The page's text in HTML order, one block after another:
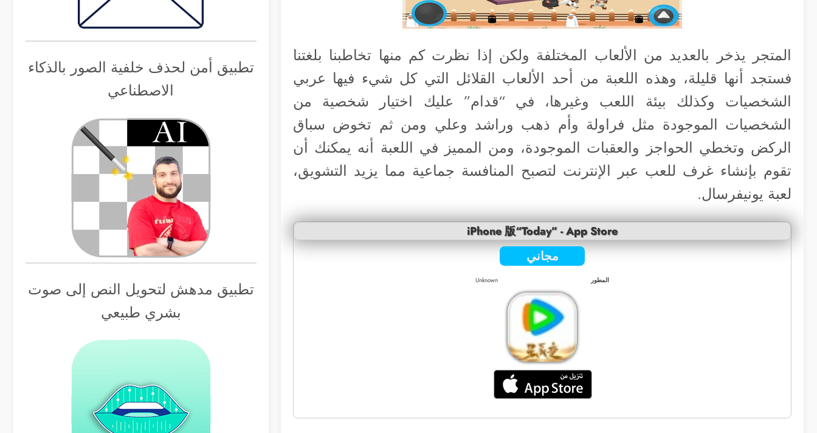
المتجر يذخر بالعديد من الألعاب المختلفة ولكن إذا نظرت كم منها تخاطبنا بلغتنا
فستجد أنها قليلة، وهذه اللعبة من أحد الألعاب القلائل التي كل شيء فيها عربي
الشخصيات وكذلك بيئة اللعب وغيرها، في “قدام” عليك اختيار شخصية من
الشخصيات الموجودة مثل فراولة وأم ذهب وراشد وعلي ومن ثم تخوض سباق
الركض وتخطي الحواجز والعقبات الموجودة، ومن المميز في اللعبة أنه يمكنك أن
تقوم بإنشاء غرف للعب عبر الإنترنت لتصبح المنافسة جماعية مما يزيد التشويق،
لعبة يونيفرسال.
iPhone 版“Today” - App Store
مجاني
المطور Unknown
تطبيق أمن لحذف خلفية الصور بالذكاء
الاصطناعي
تطبيق مدهش لتحويل النص إلى صوت
بشري طبيعي